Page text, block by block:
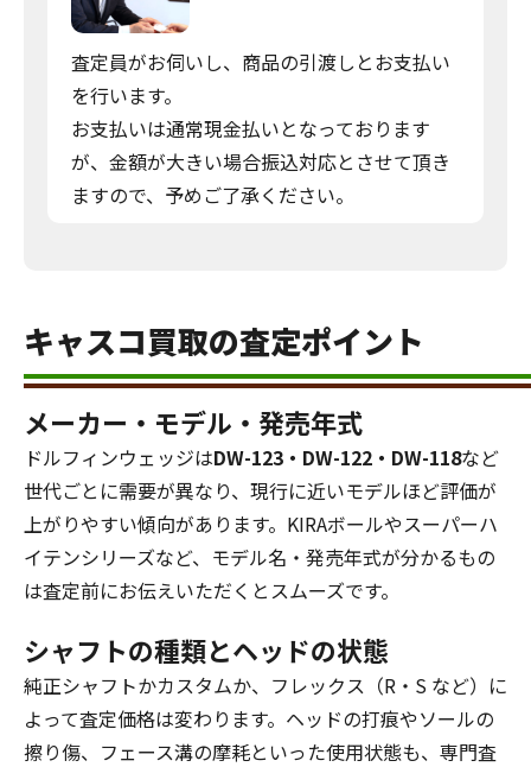
査定員がお伺いし、商品の引渡しとお支払い
を行います。
お支払いは通常現金払いとなっております
が、金額が大きい場合振込対応とさせて頂き
ますので、予めご了承ください。
キャスコ買取の査定ポイント
メーカー・モデル・発売年式
ドルフィンウェッジはDW-123・DW-122・DW-118など
世代ごとに需要が異なり、現行に近いモデルほど評価が
上がりやすい傾向があります。KIRAボールやスーパーハ
イテンシリーズなど、モデル名・発売年式が分かるもの
は査定前にお伝えいただくとスムーズです。
シャフトの種類とヘッドの状態
純正シャフトかカスタムか、フレックス（R・S など）に
よって査定価格は変わります。ヘッドの打痕やソールの
擦り傷、フェース溝の摩耗といった使用状態も、専門査